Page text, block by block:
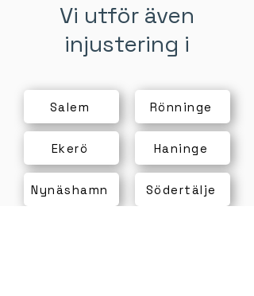
Vi utför även
injustering i
Salem
Ekerö
Nynäshamn
Rönninge
Haninge
Södertälje